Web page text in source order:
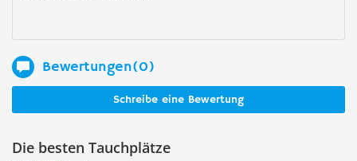
Bewertungen(0)
Schreibe eine Bewertung
Die besten Tauchplätze